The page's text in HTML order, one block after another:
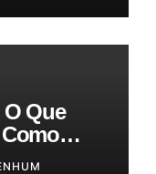
Que
Até